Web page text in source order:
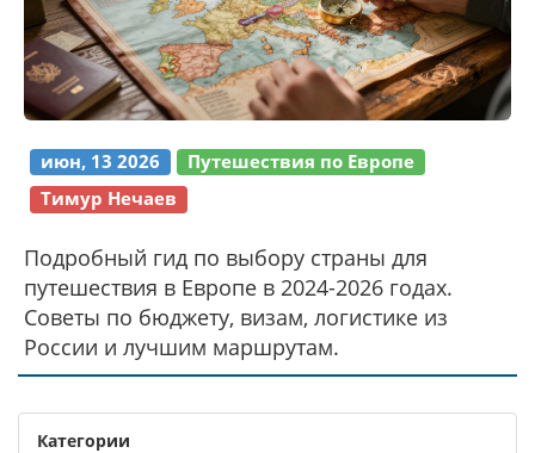
июн, 13 2026
Путешествия по Европе
Тимур Нечаев
Подробный гид по выбору страны для
путешествия в Европе в 2024-2026 годах.
Советы по бюджету, визам, логистике из
России и лучшим маршрутам.
Категории